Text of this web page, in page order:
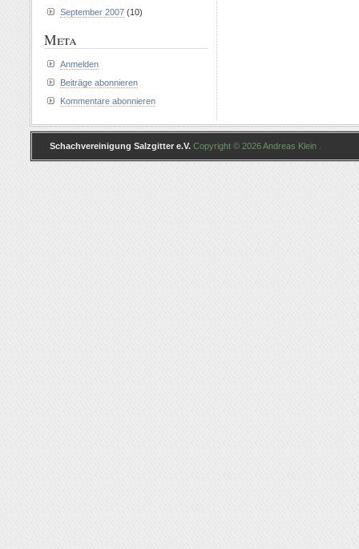
September 2007 (10)
Meta
Anmelden
Beiträge abonnieren
Kommentare abonnieren
Schachvereinigung Salzgitter e.V. Copyright © 2026 Andreas Klein .